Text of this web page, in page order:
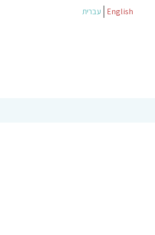
English עברית